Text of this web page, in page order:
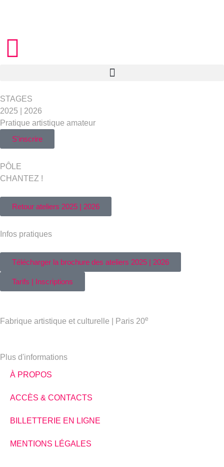
STAGES
2025 | 2026
Pratique artistique amateur
S'inscrire
PÔLE
CHANTEZ !
Retour ateliers 2025 | 2026
Infos pratiques
Télécharger la brochure des ateliers 2025 | 2026
Tarifs | Inscriptions
Fabrique artistique et culturelle | Paris 20e
Plus d'informations
À PROPOS
ACCÈS & CONTACTS
BILLETTERIE EN LIGNE
MENTIONS LÉGALES